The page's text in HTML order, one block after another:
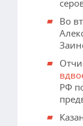
Во
РФ